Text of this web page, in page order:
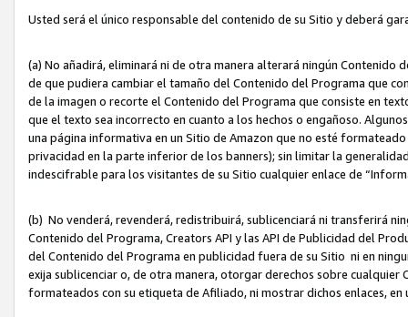
Usted será el único responsable del contenido de su Sitio y deberá
(a) No añadirá, eliminará ni de otra manera alterará ningún
de que pudiera cambiar el tamaño del Contenido del Programa que
de la imagen o recorte el Contenido del Programa que consiste en
que el texto sea incorrecto en cuanto a los hechos o engañoso.
una página informativa en un Sitio de Amazon que no esté
privacidad en la parte inferior de los banners); sin limitar la
indescifrable para los visitantes de su Sitio cualquier enlace de
(b) No venderá, revenderá, redistribuirá, sublicenciará ni transferirá
Contenido del Programa, Creators API y las API de Publicidad del
del Contenido del Programa en publicidad fuera de su Sitio ni en
exija sublicenciar o, de otra manera, otorgar derechos sobre
formateados con su etiqueta de Afiliado, ni mostrar dichos enlaces,